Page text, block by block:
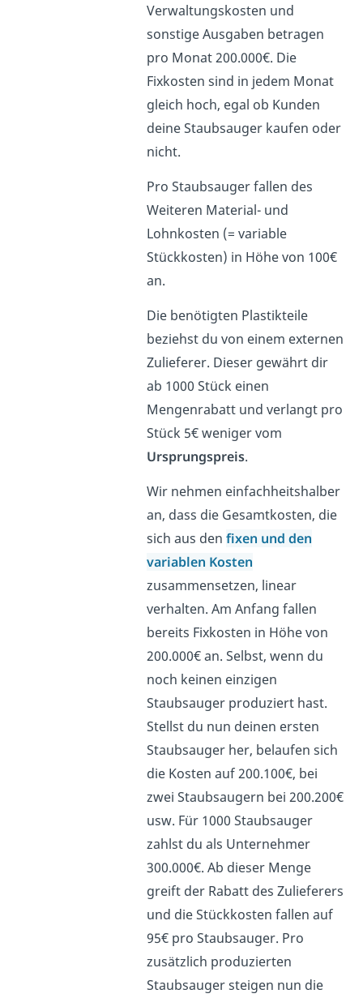
Verwaltungskosten und
sonstige Ausgaben betragen
pro Monat 200.000€. Die
Fixkosten sind in jedem Monat
gleich hoch, egal ob Kunden
deine Staubsauger kaufen oder
nicht.
Pro Staubsauger fallen des
Weiteren Material- und
Lohnkosten (= variable
Stückkosten) in Höhe von 100€
an.
Die benötigten Plastikteile
beziehst du von einem externen
Zulieferer. Dieser gewährt dir
ab 1000 Stück einen
Mengenrabatt und verlangt pro
Stück 5€ weniger vom
Ursprungspreis.
Wir nehmen einfachheitshalber
an, dass die Gesamtkosten, die
sich aus denfixen und den
variablen Kosten
zusammensetzen, linear
verhalten. Am Anfang fallen
bereits Fixkosten in Höhe von
200.000€ an. Selbst, wenn du
noch keinen einzigen
Staubsauger produziert hast.
Stellst du nun deinen ersten
Staubsauger her, belaufen sich
die Kosten auf 200.100€, bei
zwei Staubsaugern bei 200.200€
usw. Für 1000 Staubsauger
zahlst du als Unternehmer
300.000€. Ab dieser Menge
greift der Rabatt des Zulieferers
und die Stückkosten fallen auf
95€ pro Staubsauger. Pro
zusätzlich produzierten
Staubsauger steigen nun die